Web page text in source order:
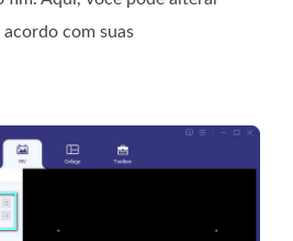
com suas